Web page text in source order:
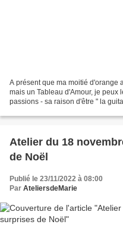
A présent que ma moitié d'orange
mais un Tableau d'Amour, je peux
passions - sa raison d'être " la
Atelier du 18
de Noël
Publié le 23/11/2022 à 08:00
Par AteliersdeMarie